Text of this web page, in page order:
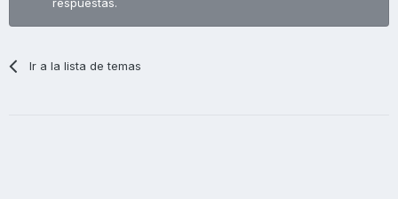
Ir a la lista de temas